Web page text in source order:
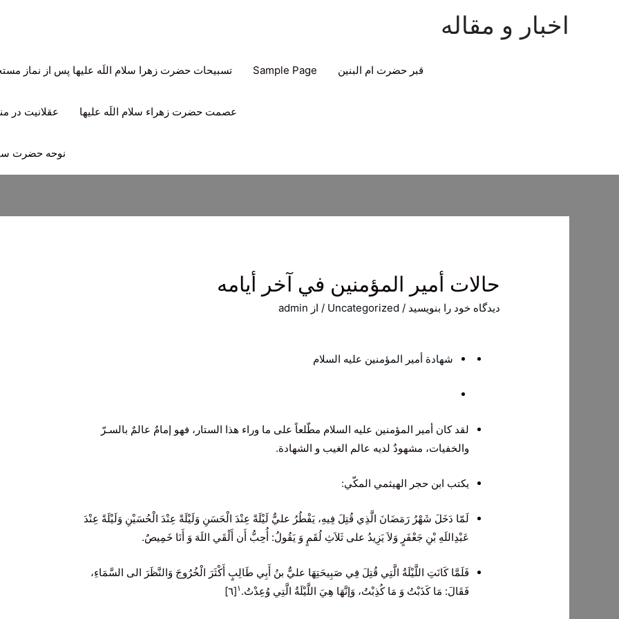
اخبار و مقاله
قبر حضرت ام البنین Sample Page تسبیحات حضرت زهرا سلام اللَه علیها پس از نماز
عصمت حضرت زهراء سلام اللَه علیها عقلانیت در
نوحه حضرت
حالات أمير المؤمنين في آخر أيامه
دیدگاه‌ خود را بنویسید /
Uncategorized / از admin
شهادة أمير المؤمنين عليه السلام
لقد كان‌ أمير المؤمنين‌ عليه‌ السلام‌ مطّلعاً على ما وراء هذا الستار، فهو إمامٌ عالمٌ بالسـرّ
والخفيات‌، مشهودٌ لديه‌ عالم‌ الغيب‌ و الشهادة‌.
يكتب‌ ابن‌ حجر الهيثمي‌ المكّي‌:
لَمّا دَخَلَ شَهْرُ رَمَضَانَ الَّذِي‌ قُتِلَ فِيهِ، يَفْطُرُ عليٌّ لَيْلَةً عِنْدَ الْحَسَنِ وَلَيْلَةً عِنْدَ الْحُسَيْنِ وَلَيْلَةً عِنْدَ
عَبْدِاللَهِ بْنِ جَعْفَرٍ وَلاَ يَزِيدُ على ثَلاَثِ لُقَمٍ وَ يَقُولُ: أُحِبُّ أَن‌ أَلْقَي‌ اللَهَ وَ أَنَا خَمِيصٌ.
فَلَمَّا كَانَتِ اللَّيْلَةُ الَّتِي‌ قُتِلَ فِي‌ صَبِيحَتِهَا عليٌّ بنُ أَبِي‌ طَالِبٍ أَكْثَرَ الْخُرُوجَ وَالنَّظَرَ الی السَّمَاءِ،
فَقَالَ: مَا كَذَبْتُ وَ مَا كُذِبْتُ، وَإنَّهَا هِيَ اللَّيْلَةُ الَّتِي‌ وُعِدْتُ. ۱[٦]